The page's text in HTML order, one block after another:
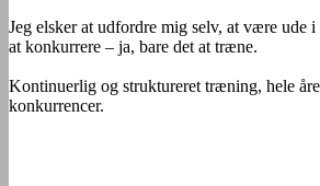
Jeg elsker at udfordre mig selv, at være ude
at konkurrere – ja, bare det at træne.
Kontinuerlig og struktureret træning, hele
konkurrencer.